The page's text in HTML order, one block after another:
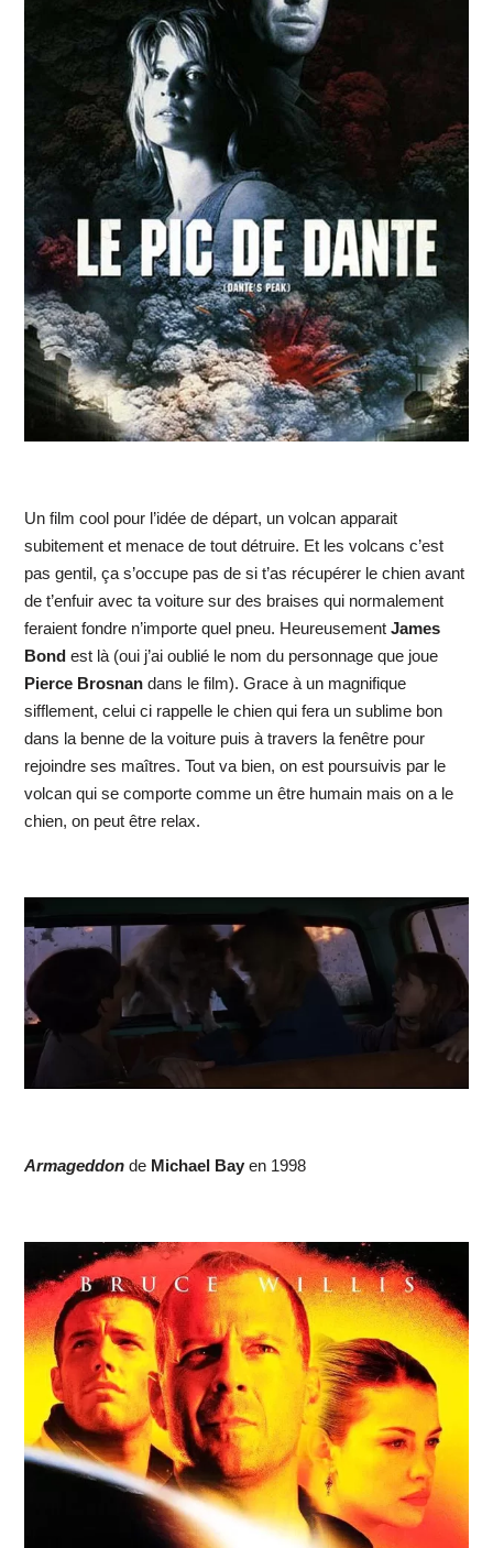
Un film cool pour l’idée de départ, un volcan apparait
subitement et menace de tout détruire. Et les volcans c’est
pas gentil, ça s’occupe pas de si t’as récupérer le chien avant
de t’enfuir avec ta voiture sur des braises qui normalement
feraient fondre n’importe quel pneu. Heureusement James
Bondest là (oui j’ai oublié le nom du personnage que joue
Pierce Brosnandans le film). Grace à un magnifique
sifflement, celui ci rappelle le chien qui fera un sublime bon
dans la benne de la voiture puis à travers la fenêtre pour
rejoindre ses maîtres. Tout va bien, on est poursuivis par le
volcan qui se comporte comme un être humain mais on a le
chien, on peut être relax.
Armageddonde Michael Bayen 1998